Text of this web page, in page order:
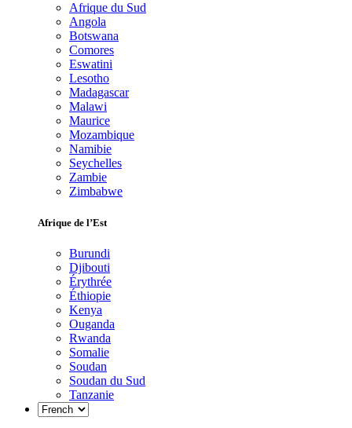
Afrique du Sud
Angola
Botswana
Comores
Eswatini
Lesotho
Madagascar
Malawi
Maurice
Mozambique
Namibie
Seychelles
Zambie
Zimbabwe
Afrique de l’Est
Burundi
Djibouti
Érythrée
Éthiopie
Kenya
Ouganda
Rwanda
Somalie
Soudan
Soudan du Sud
Tanzanie